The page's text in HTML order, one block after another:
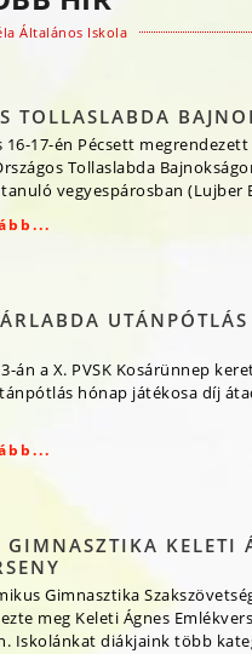
Általános Iskola
TOLLASLABDA
16-17-én Pécsett megrendezett
Tollaslabda
vegyespárosban (Lujber
án a X. PVSK Kosárünnep
hónap játékosa díj
KELETI
Gimnasztika
meg Keleti Ágnes
Iskolánkat diákjaink több